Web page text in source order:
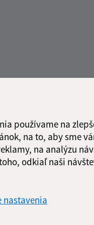
používame na
na to, aby sme
na analýzu
odkiaľ naši
nastavenia
RSS
s.r.o. domény